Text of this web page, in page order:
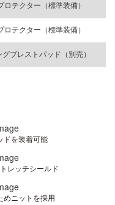
テクター（標準装備）
テクター（標準装備）
ブレストパッド（別売）
ドを装着可能
レッチシールド
めニットを採用